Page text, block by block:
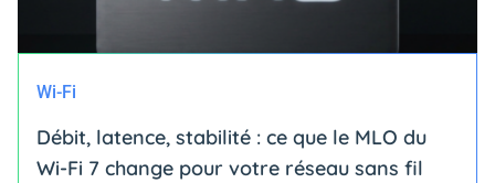
Wi-Fi
Débit, latence, stabilité : ce que le MLO du
Wi-Fi 7 change pour votre réseau sans fil